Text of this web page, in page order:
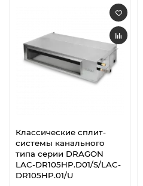
Классические сплит-
системы канального
типа серии DRAGON
LAC-DR105HP.D01/S/LAC-
DR105HP.01/U